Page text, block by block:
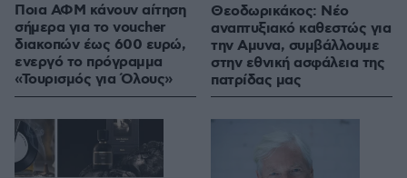
Ποια ΑΦΜ κάνουν αίτηση
σήμερα για το voucher
διακοπών έως 600 ευρώ,
ενεργό το πρόγραμμα
«Τουρισμός για Όλους»
Θεοδωρικάκος: Νέο
αναπτυξιακό καθεστώς για
την Αμυνα, συμβάλλουμε
στην εθνική ασφάλεια της
πατρίδας μας